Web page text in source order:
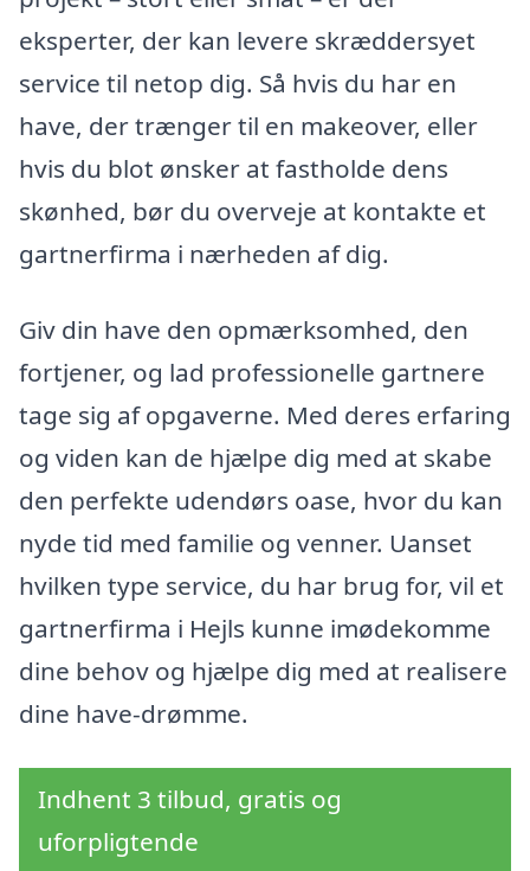
eksperter, der kan levere skræddersyet
service til netop dig. Så hvis du har en
have, der trænger til en makeover, eller
hvis du blot ønsker at fastholde dens
skønhed, bør du overveje at kontakte et
gartnerfirma i nærheden af dig.
Giv din have den opmærksomhed, den
fortjener, og lad professionelle gartnere
tage sig af opgaverne. Med deres erfaring
og viden kan de hjælpe dig med at skabe
den perfekte udendørs oase, hvor du kan
nyde tid med familie og venner. Uanset
hvilken type service, du har brug for, vil et
gartnerfirma i Hejls kunne imødekomme
dine behov og hjælpe dig med at realisere
dine have-drømme.
Indhent 3 tilbud, gratis og
uforpligtende